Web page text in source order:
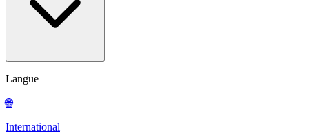
Langue
🌐
International